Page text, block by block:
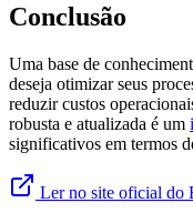
Conclusão
Uma base de
deseja otimizar seus
reduzir custos
robusta e atualizada é um
significativos em termos
Ler no site oficial do